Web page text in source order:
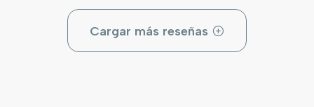
Cargar más reseñas